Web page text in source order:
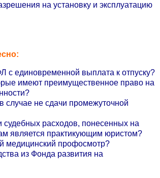
на установку и эксплуатацию
с единовременной выплата к отпуску?
имеют преимущественное право на
случае не сдачи промежуточной
судебных расходов, понесенных на
является практикующим юристом?
медицинский профосмотр?
из Фонда развития на